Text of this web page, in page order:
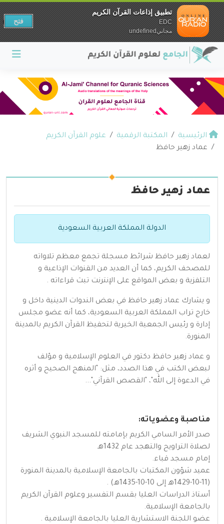
الرئيسية المكتبة الرقمية
علوم القرآن الكريم
عماد زهير حافظ
عماد زهير حافظ
الدولة المملكة العربية السعودية
لعماد زهير ﺣﺎﻓﻈ شرائط مسجلة تجمع معظم تلاواته
للمصحف الكريم، كما أن العديد من القنوات الإذاعية و
التلفزية و بعض المواقع على الإنترنت تبث قراءاته .
و يشارك عماد زهير ﺣﺎﻓﻈ في بعض الندوات الدينية داخل و
خارج تراب المملكة العربية السعودية، كما أنه عضو مجلس
إدارة و رئيس الجمعية الخيرية لتحفيظ القرآن الكريم بالمدينة
المنورة.
و عماد زهير ﺣﺎﻓﻈ دكتور في العلوم الإسلامية و مؤلف
لبعض الكتب في هذا الصدد، مثل: "المنهج الصحيح و أثره
في الدعوة إلى الله"، "القصص القرآني"...
مناصبة وعضوياته:
صدر الأمر السامي الكريم بإمامته للمسجد النبوي الشريف
لصلاة التراويح والتهجد عام 1432هـ
إمام مسجد قباء.
عميد شؤون المكتبات بالجامعة الإسلامية بالمدينة المنورة
(11-10-1429هـ إلى 10-10-1435هـ) .
أستاذ الدراسات العليا بقسم التفسير وعلوم القرآن الكريم
بالجامعة الإسلامية.
عضو اللجنة الاستشارية العليا بالجامعة الإسلامية .
تطبيق إذاعات القرآن الكريم
EDC
مجانيundefined
فتح